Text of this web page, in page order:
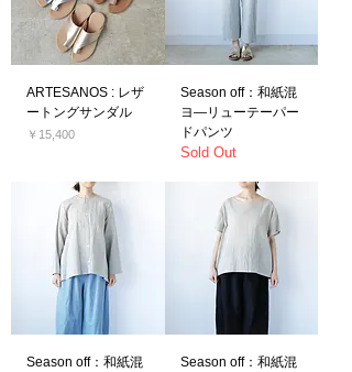
ARTESANOS : レザ
ートングサンダル
価格
￥15,400
Season off：和紙混
ヨ―リューテーパー
ドパンツ
Sold Out
Season off：和紙混
Season off：和紙混